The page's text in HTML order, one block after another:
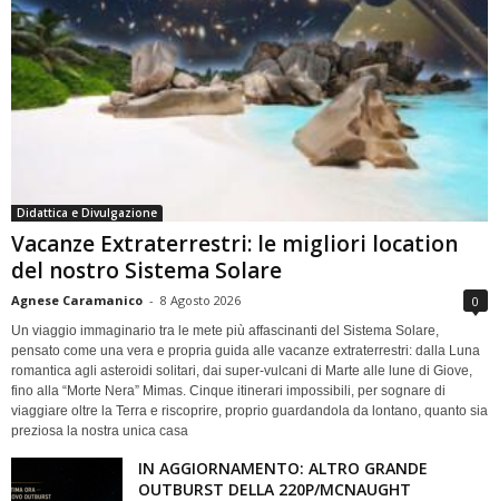
Didattica e Divulgazione
Vacanze Extraterrestri: le migliori location
del nostro Sistema Solare
Agnese Caramanico - 8 Agosto 2026 0
Un viaggio immaginario tra le mete più affascinanti del Sistema Solare,
pensato come una vera e propria guida alle vacanze extraterrestri: dalla Luna
romantica agli asteroidi solitari, dai super-vulcani di Marte alle lune di Giove,
fino alla “Morte Nera” Mimas. Cinque itinerari impossibili, per sognare di
viaggiare oltre la Terra e riscoprire, proprio guardandola da lontano, quanto sia
preziosa la nostra unica casa
IN AGGIORNAMENTO: ALTRO GRANDE
OUTBURST DELLA 220P/MCNAUGHT